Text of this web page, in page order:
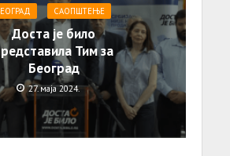
САОПШТЕЊE
Доста је било
Тим за
Београд
27. маја 2024.